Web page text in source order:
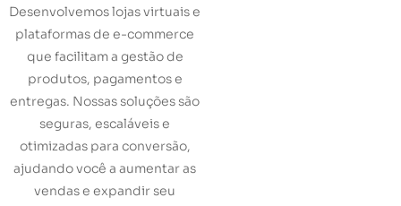
Desenvolvemos lojas virtuais e
plataformas de e-commerce
que facilitam a gestão de
produtos, pagamentos e
entregas. Nossas soluções são
seguras, escaláveis e
otimizadas para conversão,
ajudando você a aumentar as
vendas e expandir seu